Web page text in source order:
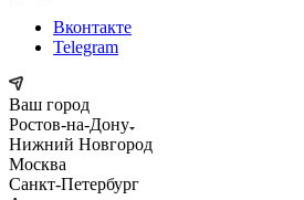
Вконтакте
Telegram
Ваш город
Ростов-на-Дону
Нижний Новгород
Москва
Санкт-Петербург